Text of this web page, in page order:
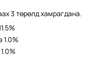
3 төрөлд хамрагдана.
1.0%